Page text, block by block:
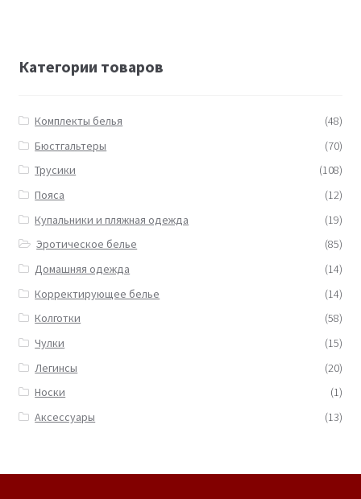
Категории товаров
Комплекты белья
(48)
Бюстгальтеры
(70)
Трусики
(108)
Пояса
(12)
Купальники и пляжная одежда
(19)
Эротическое белье
(85)
Домашняя одежда
(14)
Корректирующее белье
(14)
Колготки
(58)
Чулки
(15)
Легинсы
(20)
Носки
(1)
Аксессуары
(13)